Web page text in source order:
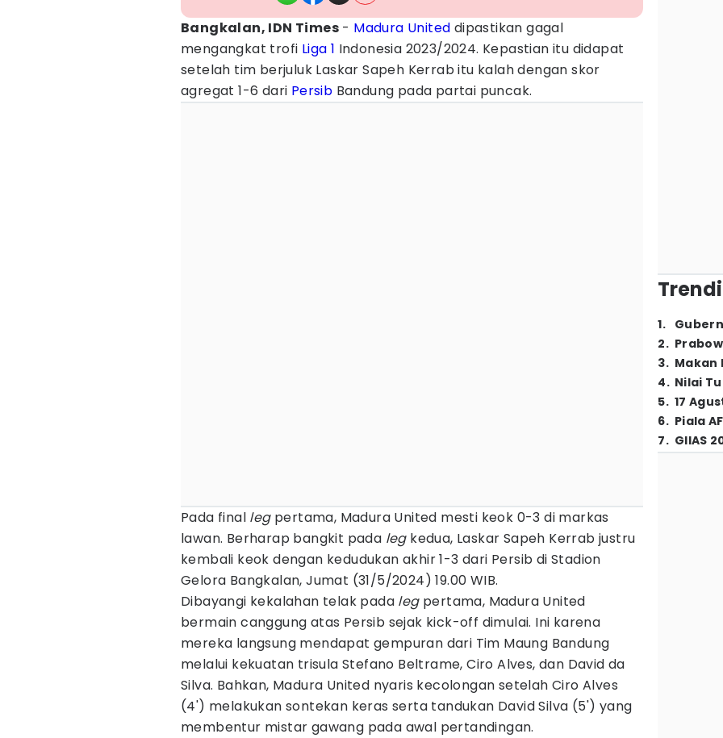
Bangkalan, IDN Times - Madura United dipastikan gagal
mengangkat trofi Liga 1 Indonesia 2023/2024. Kepastian itu didapat
setelah tim berjuluk Laskar Sapeh Kerrab itu kalah dengan skor
agregat 1-6 dari Persib Bandung pada partai puncak.
Pada final legpertama, Madura United mesti keok 0-3 di markas
lawan. Berharap bangkit pada legkedua, Laskar Sapeh Kerrab justru
kembali keok dengan kedudukan akhir 1-3 dari Persib di Stadion
Gelora Bangkalan, Jumat (31/5/2024) 19.00 WIB.
Dibayangi kekalahan telak pada legpertama, Madura United
bermain canggung atas Persib sejak kick-off dimulai. Ini karena
mereka langsung mendapat gempuran dari Tim Maung Bandung
melalui kekuatan trisula Stefano Beltrame, Ciro Alves, dan David da
Silva. Bahkan, Madura United nyaris kecolongan setelah Ciro Alves
(4') melakukan sontekan keras serta tandukan David Silva (5') yang
membentur mistar gawang pada awal pertandingan.
1.
2.
3. Makan
4. Nilai
5. 17
6. Piala
7. GIIAS